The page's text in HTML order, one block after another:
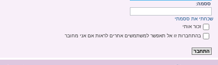
ססמה:
שכחתי את ססמתי
זכור אותי
בהתחברות זו אל תאפשר למשתמשים אחרים לראות אם אני מחובר